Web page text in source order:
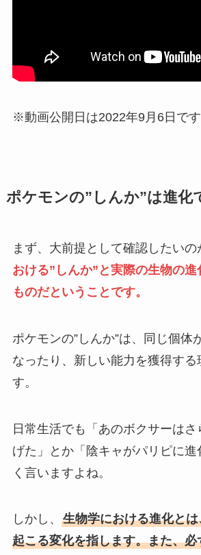
※動画公開日は2022年9月6日です
ポケモンの”しんか”は進化
まず、大前提として確認したいの
おける”しんか”と実際の生物の
ものだということです。
ポケモンの”しんか”は、同じ個体
なったり、新しい能力を獲得する
す。
日常生活でも「あのボクサーは
げた」とか「陰キャがパリピに進
く言いますよね。
しかし、 生物学における進化と
起こる変化を指します。また、